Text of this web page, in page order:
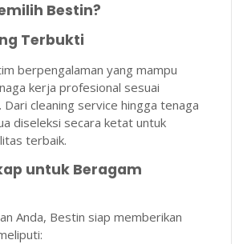
Bestin?
Terbukti
berpengalaman yang mampu
kerja profesional sesuai
Dari cleaning service hingga tenaga
diseleksi secara ketat untuk
terbaik.
untuk Beragam
Anda, Bestin siap memberikan